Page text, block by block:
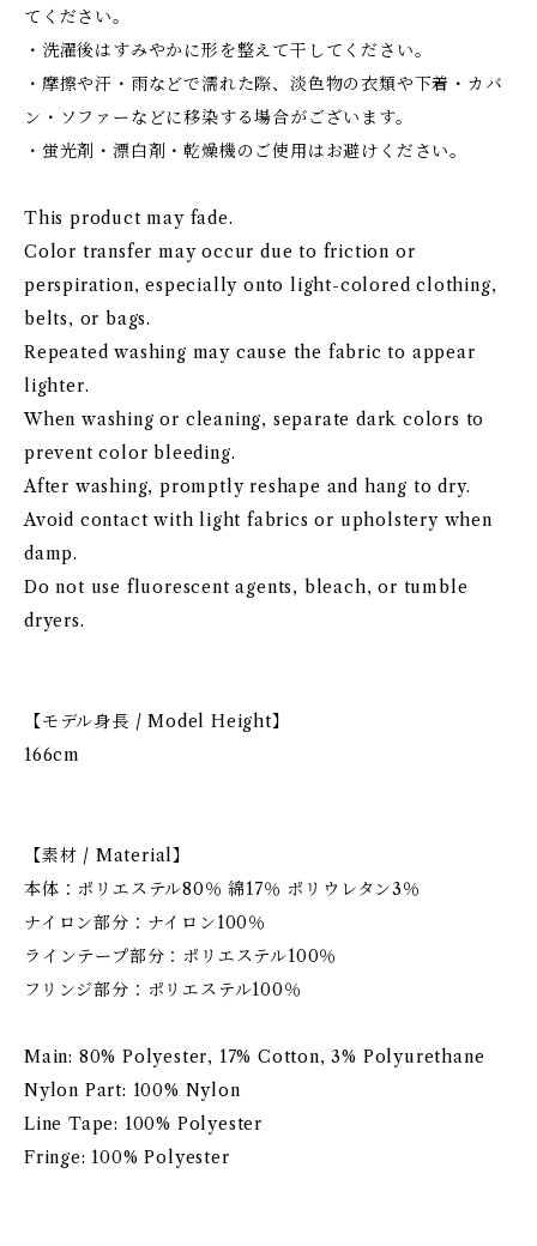
てください。
・洗濯後はすみやかに形を整えて干してください。
・摩擦や汗・雨などで濡れた際、淡色物の衣類や下着・カバ
ン・ソファーなどに移染する場合がございます。
・蛍光剤・漂白剤・乾燥機のご使用はお避けください。
This product may fade.
Color transfer may occur due to friction or
perspiration, especially onto light-colored clothing,
belts, or bags.
Repeated washing may cause the fabric to appear
lighter.
When washing or cleaning, separate dark colors to
prevent color bleeding.
After washing, promptly reshape and hang to dry.
Avoid contact with light fabrics or upholstery when
damp.
Do not use fluorescent agents, bleach, or tumble
dryers.
【モデル身長 / Model Height】
166cm
【素材 / Material】
本体：ポリエステル80％ 綿17％ ポリウレタン3％
ナイロン部分：ナイロン100％
ラインテープ部分：ポリエステル100％
フリンジ部分：ポリエステル100％
Main: 80% Polyester, 17% Cotton, 3% Polyurethane
Nylon Part: 100% Nylon
Line Tape: 100% Polyester
Fringe: 100% Polyester